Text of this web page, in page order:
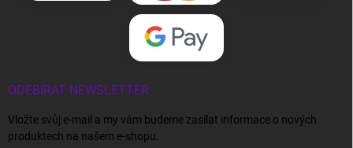
ODEBÍRAT NEWSLETTER
Vložte svůj e-mail a my vám budeme zasílat informace o nových
produktech na našem e-shopu.